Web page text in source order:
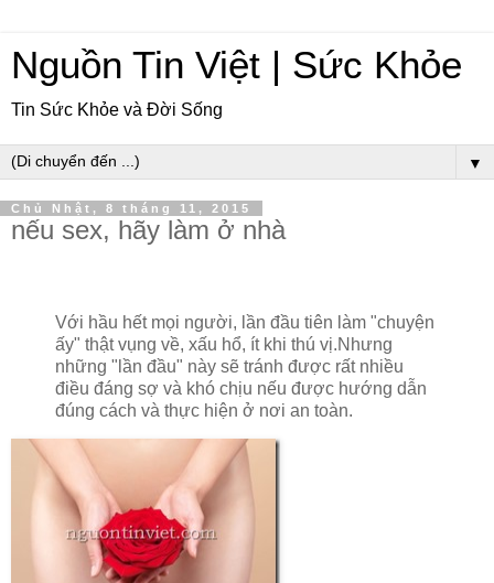
Nguồn Tin Việt | Sức Khỏe
Tin Sức Khỏe và Đời Sống
▼
Chủ Nhật, 8 tháng 11, 2015
nếu sex, hãy làm ở nhà
Với hầu hết mọi người, lần đầu tiên làm "chuyện
ấy" thật vụng về, xấu hổ, ít khi thú vị.Nhưng
những "lần đầu" này sẽ tránh được rất nhiều
điều đáng sợ và khó chịu nếu được hướng dẫn
đúng cách và thực hiện ở nơi an toàn.